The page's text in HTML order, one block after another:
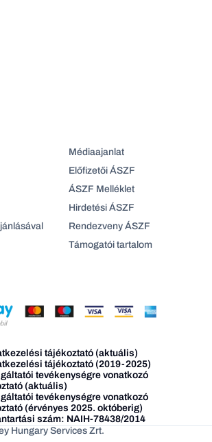
Médiaajanlat
Előfizetői ÁSZF
ÁSZF Melléklet
Hirdetési ÁSZF
Rendezveny ÁSZF
Támogatói tartalom
tájékoztató (aktuális)
tájékoztató (2019-2025)
tevékenységre vonatkozó
(aktuális)
tevékenységre vonatkozó
(érvényes 2025. októberig)
szám: NAIH-78438/2014
Hungary Services Zrt.